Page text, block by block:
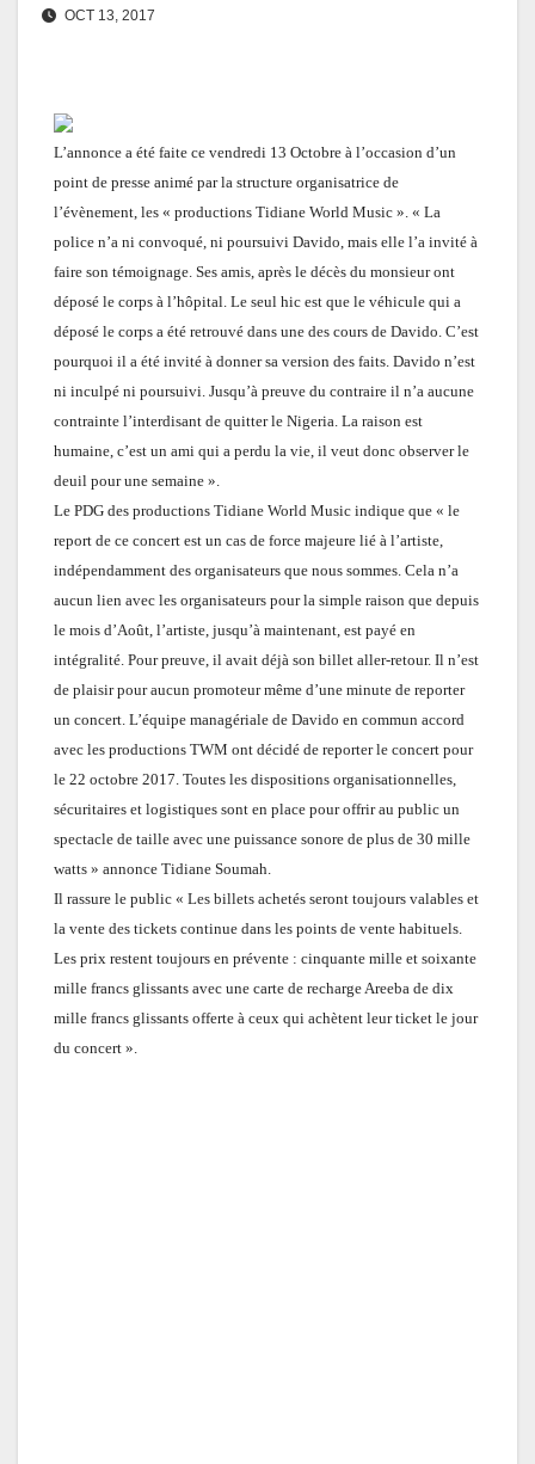
OCT 13, 2017
L’annonce a été faite ce vendredi 13 Octobre à l’occasion d’un
point de presse animé par la structure organisatrice de
l’évènement, les « productions Tidiane World Music ». « La
police n’a ni convoqué, ni poursuivi Davido, mais elle l’a invité à
faire son témoignage. Ses amis, après le décès du monsieur ont
déposé le corps à l’hôpital. Le seul hic est que le véhicule qui a
déposé le corps a été retrouvé dans une des cours de Davido. C’est
pourquoi il a été invité à donner sa version des faits. Davido n’est
ni inculpé ni poursuivi. Jusqu’à preuve du contraire il n’a aucune
contrainte l’interdisant de quitter le Nigeria. La raison est
humaine , c’est un ami qui a perdu la vie, il veut donc observer le
deuil pour une semaine ».
Le PDG des productions Tidiane World Music indique que « le
report de ce concert est un cas de force majeure lié à l’artiste,
indépendamment des organisateurs que nous sommes. Cela n’a
aucun lien avec les organisateurs pour la simple raison que depuis
le mois d’Août, l’artiste, jusqu’à maintenant, est payé en
intégralité. Pour preuve, il avait déjà son billet aller-retour. Il n’est
de plaisir pour aucun promoteur même d’une minute de reporter
un concert. L’équipe managériale de Davido en commun accord
avec les productions TWM ont décidé de reporter le concert pour
le 22 octobre 2017. Toutes les dispositions organisationnelles,
sécuritaires et logistiques sont en place pour offrir au public un
spectacle de taille avec une puissance sonore de plus de 30 mille
watts » annonce Tidiane Soumah.
Il rassure le public « Les billets achetés seront toujours valables et
la vente des tickets continue dans les points de vente habituels.
Les prix restent toujours en prévente : cinquante mille et soixante
mille francs glissants avec une carte de recharge Areeba de dix
mille francs glissants offerte à ceux qui achètent leur ticket le jour
du concert ».